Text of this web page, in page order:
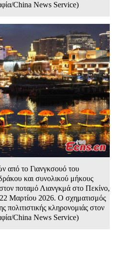
China News Service)
από το Γιανγκσουό του
και συνολικού μήκους
ποταμό Λιανγκμά στο Πεκίνο,
Μαρτίου 2026. Ο σχηματισμός
πολιτιστικής κληρονομιάς στον
China News Service)